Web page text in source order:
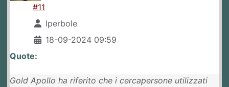
#11
Iperbole
18-09-2024 09:59
Quote:
Gold Apollo ha riferito che i cercapersone utilizzati